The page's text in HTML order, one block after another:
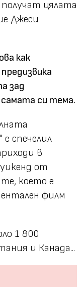
цялата
Джеси
как
зад
си тема.
спечелил
в
от
което е
филм
1 800
и Канада...